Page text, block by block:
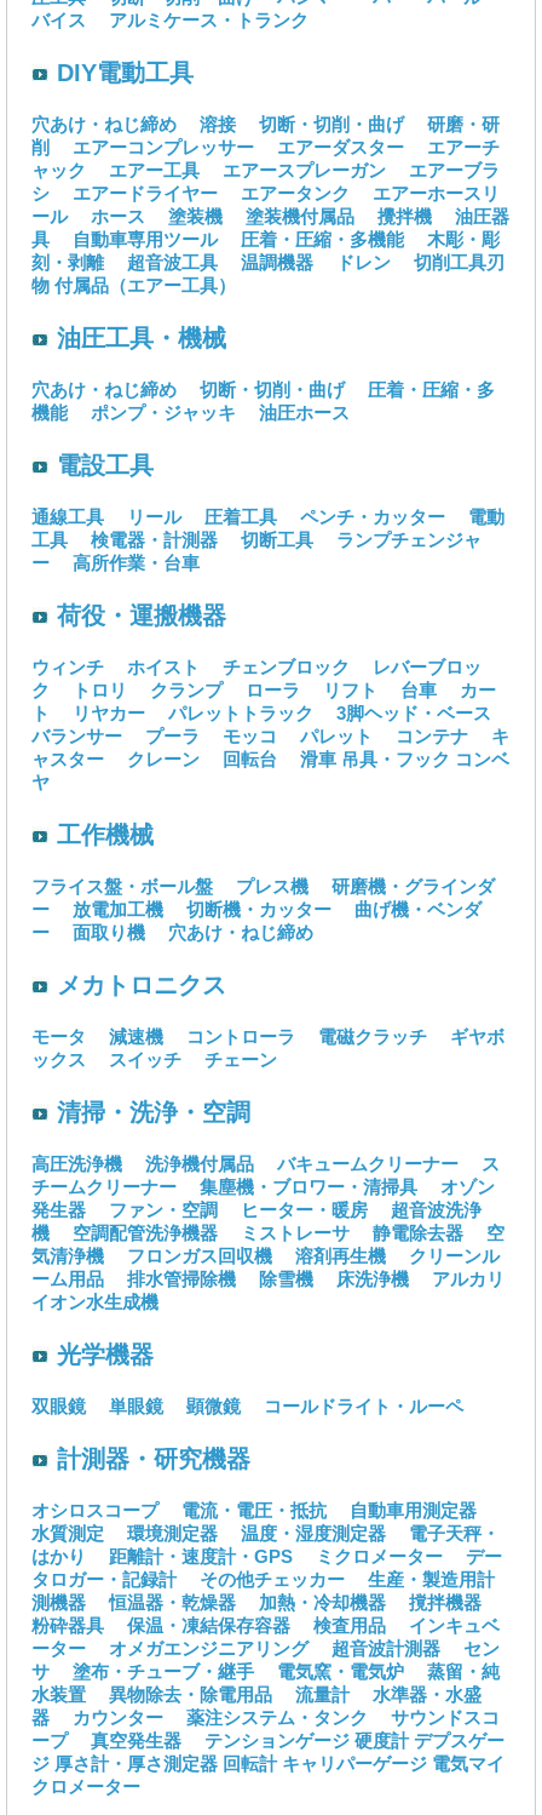
バイス
アルミケース・トランク
DIY電動工具
穴あけ・ねじ締め 溶接 切断・切削・曲げ
研磨・研
削
エアーコンプレッサー エアーダスター
エアーチ
ャック
エアー工具 エアースプレーガン
エアーブラ
シ
エアードライヤー エアータンク
エアーホースリ
ール
ホース 塗装機 塗装機付属品 攪拌機
油圧器
具
自動車専用ツール 圧着・圧縮・多機能
木彫・彫
刻・剥離
超音波工具 温調機器 ドレン
切削工具刃
物 付属品（エアー工具）
油圧工具・機械
穴あけ・ねじ締め 切断・切削・曲げ
圧着・圧縮・多
機能
ポンプ・ジャッキ 油圧ホース
電設工具
通線工具 リール 圧着工具 ペンチ・カッター
電動
工具
検電器・計測器 切断工具
ランプチェンジャ
ー
高所作業・台車
荷役・運搬機器
ウィンチ ホイスト チェンブロック
レバーブロッ
ク
トロリ クランプ ローラ リフト 台車
カー
ト
リヤカー パレットトラック
3脚ヘッド・ベース
バランサー
プーラ モッコ パレット コンテナ
キ
ャスター
クレーン 回転台 滑車 吊具・フック コンベ
ヤ
工作機械
フライス盤・ボール盤 プレス機
研磨機・グラインダ
ー
放電加工機 切断機・カッター
曲げ機・ベンダ
ー
面取り機 穴あけ・ねじ締め
メカトロニクス
モータ 減速機 コントローラ 電磁クラッチ
ギヤボ
ックス
スイッチ チェーン
清掃・洗浄・空調
高圧洗浄機 洗浄機付属品 バキュームクリーナー
ス
チームクリーナー
集塵機・ブロワー・清掃具
オゾン
発生器
ファン・空調 ヒーター・暖房
超音波洗浄
機
空調配管洗浄機器 ミストレーサ 静電除去器
空
気清浄機
フロンガス回収機 溶剤再生機
クリーンル
ーム用品
排水管掃除機 除雪機 床洗浄機
アルカリ
イオン水生成機
光学機器
双眼鏡 単眼鏡 顕微鏡 コールドライト・ルーペ
計測器・研究機器
オシロスコープ 電流・電圧・抵抗
自動車用測定器
水質測定
環境測定器 温度・湿度測定器
電子天秤・
はかり
距離計・速度計・GPS ミクロメーター
デー
タロガー・記録計
その他チェッカー
生産・製造用計
測機器
恒温器・乾燥器 加熱・冷却機器
撹拌機器
粉砕器具
保温・凍結保存容器 検査用品
インキュベ
ーター
オメガエンジニアリング 超音波計測器
セン
サ
塗布・チューブ・継手 電気窯・電気炉
蒸留・純
水装置
異物除去・除電用品 流量計
水準器・水盛
器
カウンター 薬注システム・タンク
サウンドスコ
ープ
真空発生器 テンションゲージ 硬度計 デプスゲー
ジ 厚さ計・厚さ測定器 回転計 キャリパーゲージ 電気マイ
クロメーター